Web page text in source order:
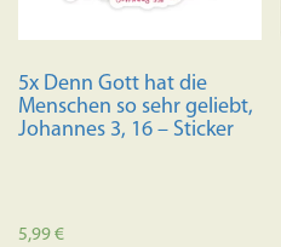
5x Denn Gott hat die
Menschen so sehr geliebt,
Johannes 3, 16 – Sticker
5,99€